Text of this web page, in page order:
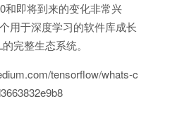
和即将到来的变化非常兴
用于深度学习的软件库成长
完整生态系统。
tensorflow/whats-c